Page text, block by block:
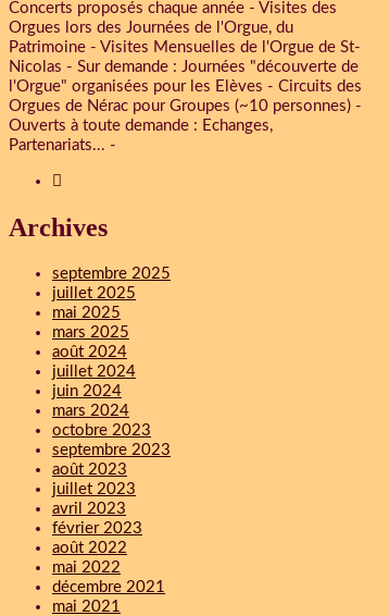
Concerts proposés chaque année - Visites des
Orgues lors des Journées de l'Orgue, du
Patrimoine - Visites Mensuelles de l'Orgue de St-
Nicolas - Sur demande : Journées "découverte de
l'Orgue" organisées pour les Elèves - Circuits des
Orgues de Nérac pour Groupes (~10 personnes) -
Ouverts à toute demande : Echanges,
Partenariats... -
Archives
septembre 2025
juillet 2025
mai 2025
mars 2025
août 2024
juillet 2024
juin 2024
mars 2024
octobre 2023
septembre 2023
août 2023
juillet 2023
avril 2023
février 2023
août 2022
mai 2022
décembre 2021
mai 2021